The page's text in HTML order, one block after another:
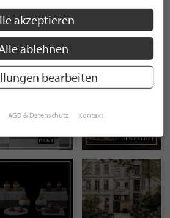
AUF
akzeptieren
ablehnen
bearbeiten
AGB & Datenschutz Kontakt